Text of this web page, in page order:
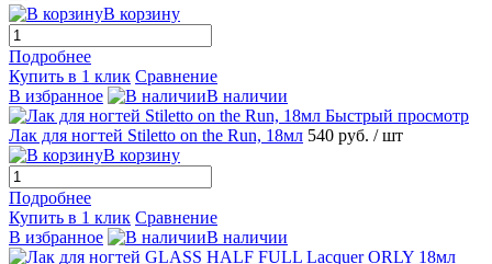
В корзину
Подробнее
Купить в 1 клик Сравнение
В избранное
В наличии
Быстрый просмотр
Лак для ногтей Stiletto on the Run, 18мл 540 руб. / шт
В корзину
Подробнее
Купить в 1 клик Сравнение
В избранное
В наличии